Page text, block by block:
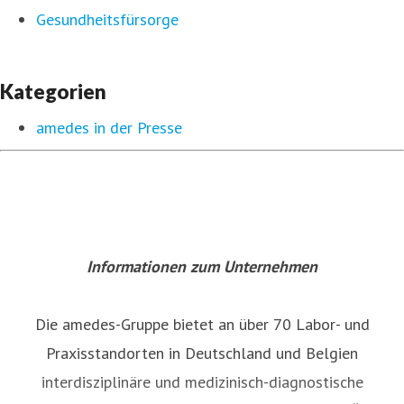
Gesundheitsfürsorge
Kategorien
amedes in der Presse
Informationen zum Unternehmen
Die amedes-Gruppe bietet an über 70 Labor- und
Praxisstandorten in Deutschland und Belgien
interdisziplinäre und medizinisch-diagnostische